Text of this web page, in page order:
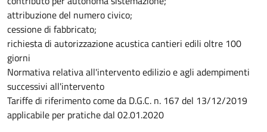
attribuzione del numero civico;
cessione di fabbricato;
richiesta di autorizzazione acustica cantieri edili oltre 100
giorni
Normativa relativa all'intervento edilizio e agli adempimenti
successivi all'intervento
Tariffe di riferimento come da D.G.C. n. 167 del 13/12/2019
applicabile per pratiche dal 02.01.2020